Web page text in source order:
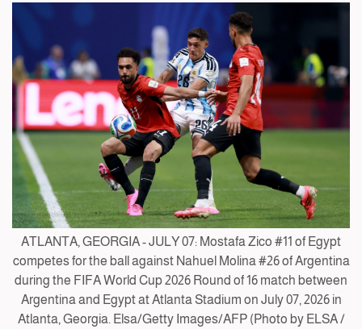
ATLANTA, GEORGIA - JULY 07: Mostafa Zico #11 of Egypt
competes for the ball against Nahuel Molina #26 of Argentina
during the FIFA World Cup 2026 Round of 16 match between
Argentina and Egypt at Atlanta Stadium on July 07, 2026 in
Atlanta, Georgia. Elsa/Getty Images/AFP (Photo by ELSA /